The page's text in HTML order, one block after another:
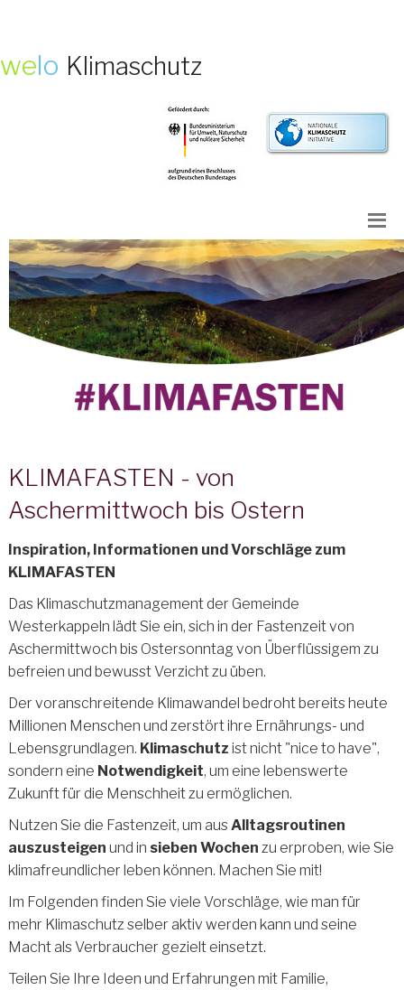
welo Klimaschutz
KLIMAFASTEN - von
Aschermittwoch bis Ostern
Inspiration, Informationen und Vorschläge zum
KLIMAFASTEN
Das Klimaschutzmanagement der Gemeinde
Westerkappeln lädt Sie ein, sich in der Fastenzeit von
Aschermittwoch bis Ostersonntag von Überflüssigem zu
befreien und bewusst Verzicht zu üben.
Der voranschreitende Klimawandel bedroht bereits heute
Millionen Menschen und zerstört ihre Ernährungs- und
Lebensgrundlagen. Klimaschutz ist nicht "nice to have",
sondern eine Notwendigkeit, um eine lebenswerte
Zukunft für die Menschheit zu ermöglichen.
Nutzen Sie die Fastenzeit, um ausAlltagsroutinen
auszusteigenund in sieben Wochenzu erproben, wie Sie
klimafreundlicher leben können. Machen Sie mit!
Im Folgenden finden Sie viele Vorschläge, wie man für
mehr Klimaschutz selber aktiv werden kann und seine
Macht als Verbraucher gezielt einsetzt.
Teilen Sie Ihre Ideen und Erfahrungen mit Familie,